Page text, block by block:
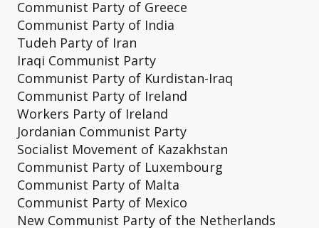
Communist Party of Greece
Communist Party of India
Tudeh Party of Iran
Iraqi Communist Party
Communist Party of Kurdistan-Iraq
Communist Party of Ireland
Workers Party of Ireland
Jordanian Communist Party
Socialist Movement of Kazakhstan
Communist Party of Luxembourg
Communist Party of Malta
Communist Party of Mexico
New Communist Party of the Netherlands